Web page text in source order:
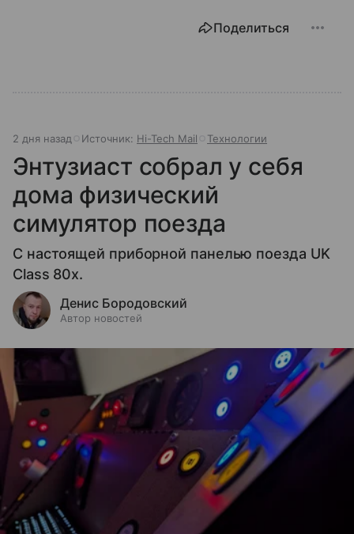
Поделиться
2 дня назад Источник: Hi-Tech Mail Технологии
Энтузиаст собрал у себя
дома физический
симулятор поезда
С настоящей приборной панелью поезда UK
Class 80x.
Денис Бородовский
Автор новостей